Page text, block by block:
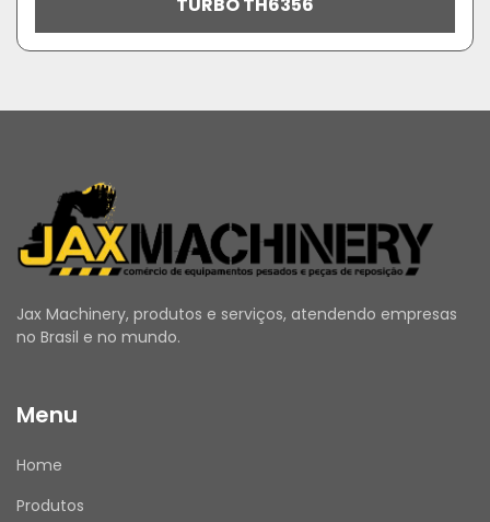
Jax Machinery, produtos e serviços, atendendo empresas
no Brasil e no mundo.
Menu
Home
Produtos